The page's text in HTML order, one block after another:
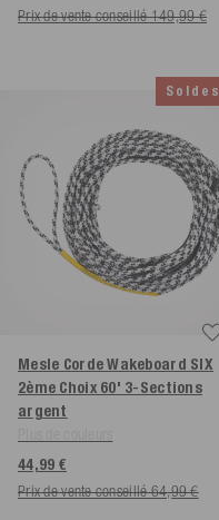
Prix de vente conseillé 149,99 €
Soldes
Mesle Corde Wakeboard SIX
2ème Choix 60' 3-Sections
argent
44,99 €
Prix de vente conseillé 64,99 €